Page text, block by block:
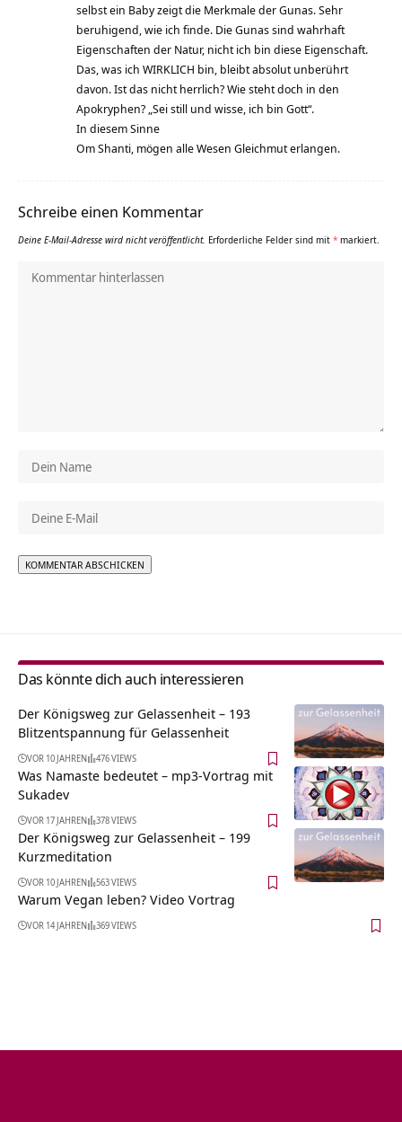
selbst ein Baby zeigt die Merkmale der Gunas. Sehr
beruhigend, wie ich finde. Die Gunas sind wahrhaft
Eigenschaften der Natur, nicht ich bin diese Eigenschaft.
Das, was ich WIRKLICH bin, bleibt absolut unberührt
davon. Ist das nicht herrlich? Wie steht doch in den
Apokryphen? „Sei still und wisse, ich bin Gott“.
In diesem Sinne
Om Shanti, mögen alle Wesen Gleichmut erlangen.
Schreibe einen Kommentar
Deine E-Mail-Adresse wird nicht veröffentlicht. Erforderliche Felder sind mit * markiert.
Das könnte dich auch interessieren
Der Königsweg zur Gelassenheit – 193
Blitzentspannung für Gelassenheit
VOR 10 JAHREN 476 VIEWS
Was Namaste bedeutet – mp3-Vortrag mit
Sukadev
VOR 17 JAHREN 378 VIEWS
Der Königsweg zur Gelassenheit – 199
Kurzmeditation
VOR 10 JAHREN 563 VIEWS
Warum Vegan leben? Video Vortrag
VOR 14 JAHREN 369 VIEWS